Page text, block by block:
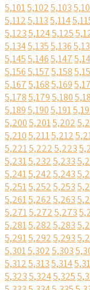
5,1015,1025,103
5,1125,1135,114
5,1235,1245,125
5,1345,1355,136
5,1455,1465,147
5,1565,1575,158
5,1675,1685,169
5,1785,1795,180
5,1895,1905,191
5,2005,2015,202
5,2105,2115,212
5,2215,2225,223
5,2315,2325,233
5,2415,2425,243
5,2515,2525,253
5,2615,2625,263
5,2715,2725,273
5,2815,2825,283
5,2915,2925,293
5,3015,3025,303
5,3125,3135,314
5,3235,3245,325